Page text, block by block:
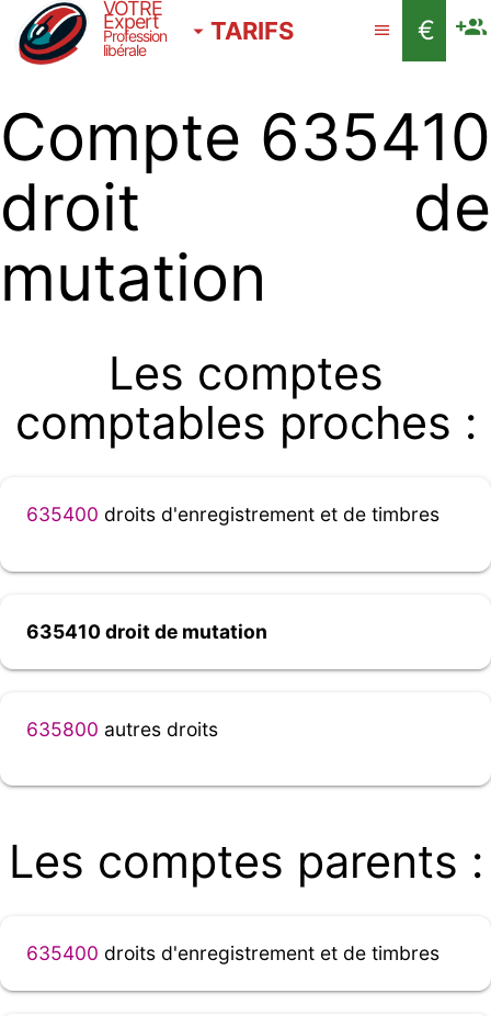
VOTRE
Expert
Profession
libérale
TARIFS €
Compte 635410
droit de
mutation
Les comptes
comptables proches :
635400 droits d'enregistrement et de timbres
635410 droit de mutation
635800 autres droits
Les comptes parents :
635400 droits d'enregistrement et de timbres